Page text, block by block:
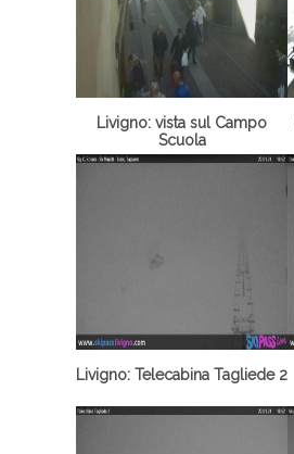
Livigno: vista sul Campo
Scuola
Livigno: Telecabina Tagliede 2